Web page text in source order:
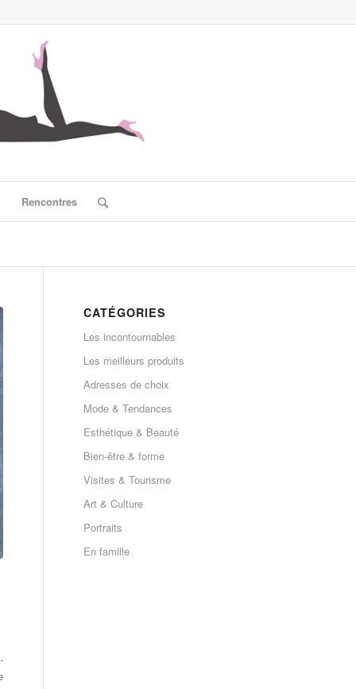
Rencontres
CATÉGORIES
Les incontournables
Les meilleurs produits
Adresses de choix
Mode & Tendances
Esthétique & Beauté
Bien-être & forme
Visites & Tourisme
Art & Culture
Portraits
En famille